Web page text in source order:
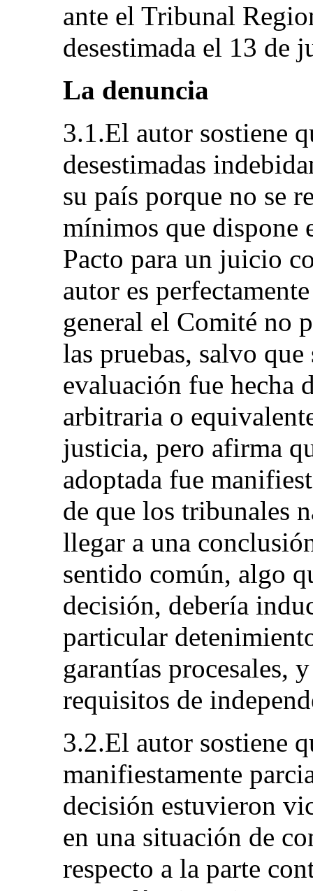
ante el Tribunal
desestimada el 13 de
La denuncia
3.1.El autor sostiene
desestimadas
su país porque no se
mínimos que dispone
Pacto para un juicio
autor es
general el Comité no
las pruebas, salvo
evaluación fue hecha
arbitraria o
justicia, pero afirma
adoptada fue
de que los tribunales
llegar a una
sentido común, algo
decisión, debería
particular
garantías procesales,
requisitos de
3.2.El autor sostiene
manifiestamente
decisión estuvieron
en una situación de
respecto a la parte